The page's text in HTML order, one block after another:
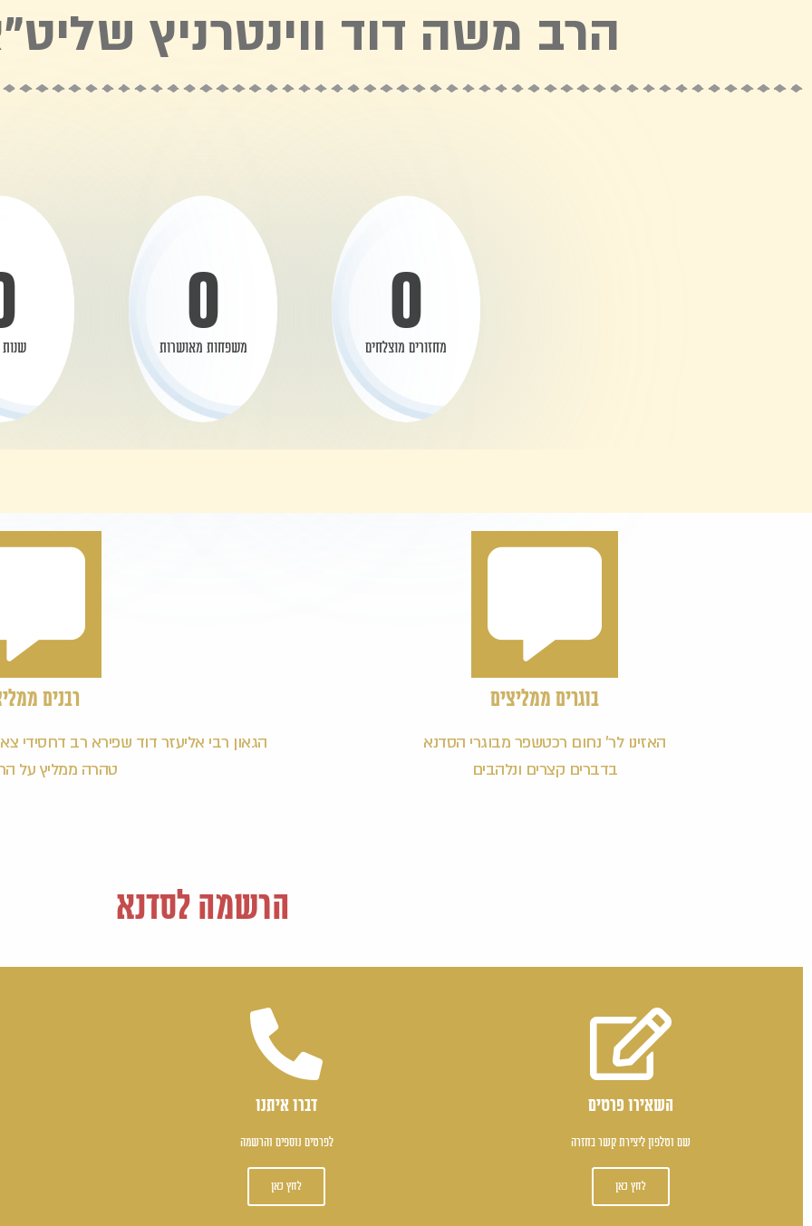
הרב משה דוד ווינטרניץ
מחזורים מוצלחים
0 משפחות מאושרות
0 שנות
בוגרים ממליצים
האזינו לר' נחום רכטשפר מבוגרי הסדנא
בדברים קצרים ונלהבים
רבנים
הגאון רבי אליעזר דוד שפירא רב דחסידי
טהרה ממליץ על
הרשמה לסדנא
השאירו פרטים
שם וטלפון ליצירת קשר בחזרה
לחץ כאן
דברו איתנו
לפרטים נוספים והרשמה
לחץ כאן